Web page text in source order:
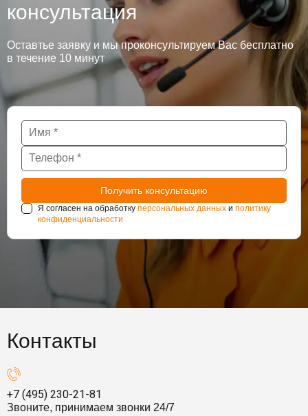
консультация
Оставтье заявку и мы проконсультируем Вас бесплатно
в течение 10 минут
Я согласен на обработку персональных данных и политику
конфиденциальности
Контакты
+7 (495) 230-21-81
Звоните, принимаем звонки 24/7